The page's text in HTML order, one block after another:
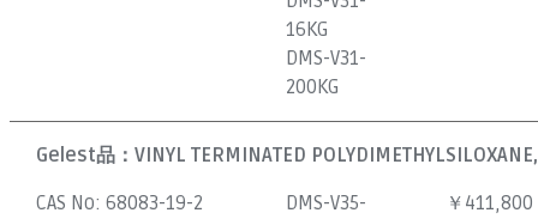
16KG
DMS-V31-
200KG
Gelest品：VINYL TERMINATED
CAS No:68083-19-2
DMS-V35-
￥411,800